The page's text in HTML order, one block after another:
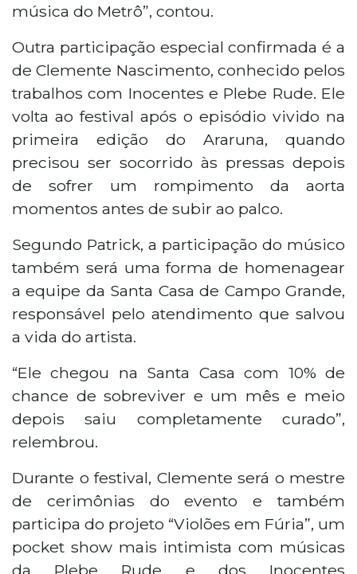
música do Metrô”, contou.
Outra participação especial confirmada é a
de Clemente Nascimento, conhecido pelos
trabalhos com Inocentes e Plebe Rude. Ele
volta ao festival após o episódio vivido na
primeira edição do Araruna, quando
precisou ser socorrido às pressas depois
de sofrer um rompimento da aorta
momentos antes de subir ao palco.
Segundo Patrick, a participação do músico
também será uma forma de homenagear
a equipe da Santa Casa de Campo Grande,
responsável pelo atendimento que salvou
a vida do artista.
“Ele chegou na Santa Casa com 10% de
chance de sobreviver e um mês e meio
depois saiu completamente curado”,
relembrou.
Durante o festival, Clemente será o mestre
de cerimônias do evento e também
participa do projeto “Violões em Fúria”, um
pocket show mais intimista com músicas
da Plebe Rude e dos Inocentes